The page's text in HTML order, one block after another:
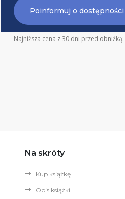
Poinformuj o dostępności
Najniższa cena z 30 dni przed obniżką:
Na skróty
Kup książkę
Opis książki